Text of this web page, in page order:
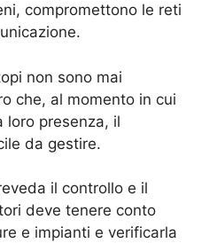
compromettono le reti
non sono mai
che, al momento in cui
loro presenza, il
da gestire.
il controllo e il
deve tenere conto
e impianti e verificarla